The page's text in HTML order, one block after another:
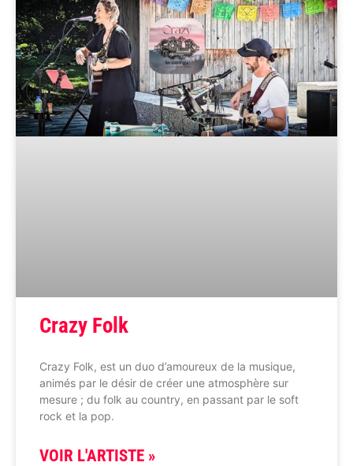
Crazy Folk
Crazy Folk, est un duo d’amoureux de la musique,
animés par le désir de créer une atmosphère sur
mesure ; du folk au country, en passant par le soft
rock et la pop.
VOIR L'ARTISTE »